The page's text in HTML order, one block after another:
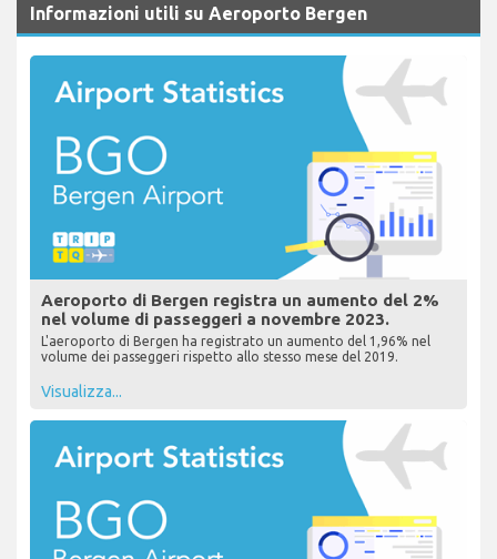
Informazioni utili su Aeroporto Bergen
Aeroporto di Bergen registra un aumento del 2%
nel volume di passeggeri a novembre 2023.
L'aeroporto di Bergen ha registrato un aumento del 1,96% nel
volume dei passeggeri rispetto allo stesso mese del 2019.
Visualizza...